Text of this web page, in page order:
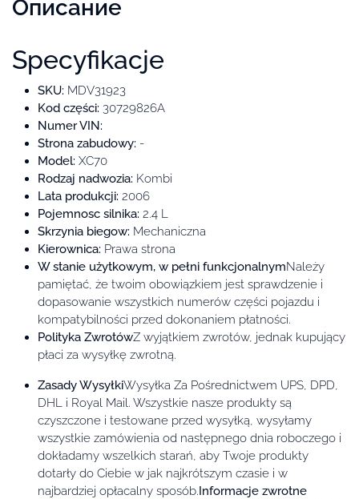
Описание
Specyfikacje
SKU: MDV31923
Kod części: 30729826A
Numer VIN:
Strona zabudowy: -
Model: XC70
Rodzaj nadwozia: Kombi
Lata produkcji: 2006
Pojemnosc silnika: 2.4 L
Skrzynia biegow: Mechaniczna
Kierownica: Prawa strona
W stanie użytkowym, w pełni funkcjonalnymNależy
pamiętać, że twoim obowiązkiem jest sprawdzenie i
dopasowanie wszystkich numerów części pojazdu i
kompatybilności przed dokonaniem płatności.
Polityka ZwrotówZ wyjątkiem zwrotów, jednak kupujący
płaci za wysyłkę zwrotną.
Zasady WysyłkiWysyłka Za Pośrednictwem UPS, DPD,
DHL i Royal Mail. Wszystkie nasze produkty są
czyszczone i testowane przed wysyłką, wysyłamy
wszystkie zamówienia od następnego dnia roboczego i
dokładamy wszelkich starań, aby Twoje produkty
dotarły do Ciebie w jak najkrótszym czasie i w
najbardziej opłacalny sposób.Informacje zwrotne